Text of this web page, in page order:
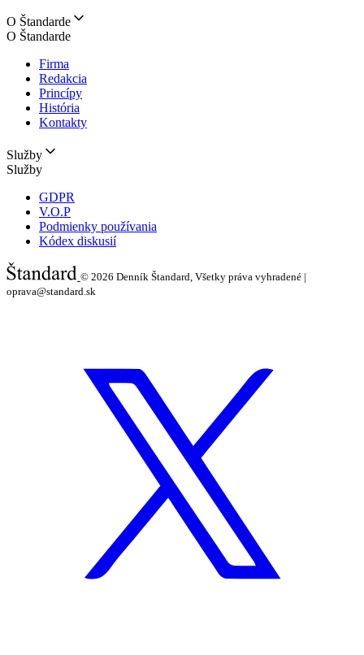
O Štandarde
O Štandarde
Firma
Redakcia
Princípy
História
Kontakty
Služby
Služby
GDPR
V.O.P
Podmienky používania
Kódex diskusií
© 2026 Denník Štandard, Všetky práva vyhradené |
oprava@standard.sk